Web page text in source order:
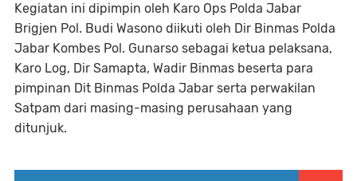
Kegiatan ini dipimpin oleh Karo Ops Polda Jabar
Brigjen Pol. Budi Wasono diikuti oleh Dir Binmas Polda
Jabar Kombes Pol. Gunarso sebagai ketua pelaksana,
Karo Log, Dir Samapta, Wadir Binmas beserta para
pimpinan Dit Binmas Polda Jabar serta perwakilan
Satpam dari masing-masing perusahaan yang
ditunjuk.